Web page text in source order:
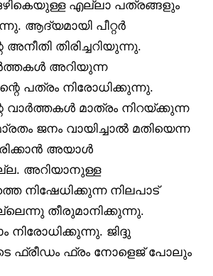
എല്ലാ പത്രങ്ങളും
ആദ്യമായി പീറ്റർ
തിരിച്ചറിയുന്നു.
അറിയുന്ന
പത്രം നിരോധിക്കുന്നു.
വാർത്തകൾ മാത്രം നിറയ്ക്കുന്ന
ജനം വായിച്ചാൽ മതിയെന്ന
അയാൾ
അറിയാനുള്ള
നിഷേധിക്കുന്ന നിലപാട്
തീരുമാനിക്കുന്നു.
നിരോധിക്കുന്നു. ജിദ്ദു
ഫ്രീഡം ഫ്രം നോളെജ് പോലും